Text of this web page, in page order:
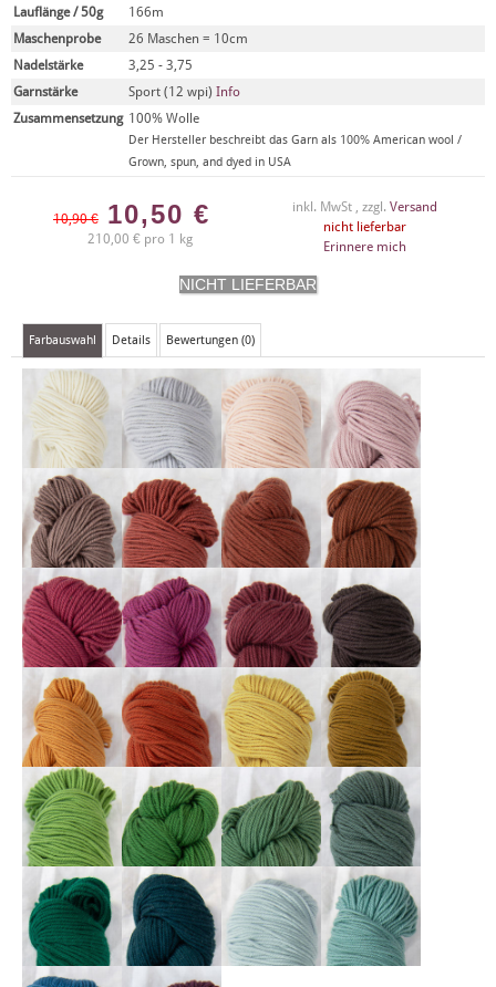
Lauflänge / 50g
166m
Maschenprobe
26 Maschen = 10cm
Nadelstärke
3,25 - 3,75
Garnstärke
Sport (12 wpi) Info
Zusammensetzung 100% Wolle
Der Hersteller beschreibt das Garn als 100% American wool /
Grown, spun, and dyed in USA
10,90 € 10,50 €
210,00 € pro 1 kg
inkl. MwSt , zzgl. Versand
nicht lieferbar
Erinnere mich
Farbauswahl Details Bewertungen (0)